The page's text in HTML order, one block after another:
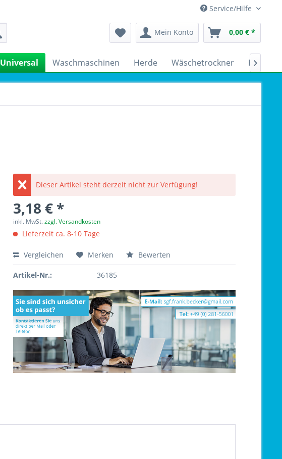
Service/Hilfe
Mein Konto 0,00 € *
Universal Waschmaschinen Herde Wäschetrockner 
Dieser Artikel steht derzeit nicht zur Verfügung!
3,18 € *
inkl. MwSt.zzgl. Versandkosten
Lieferzeit ca. 8-10 Tage
Vergleichen Merken Bewerten
Artikel-Nr.: 36185